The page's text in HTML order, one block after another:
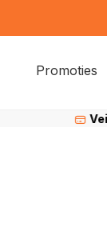
Promoties